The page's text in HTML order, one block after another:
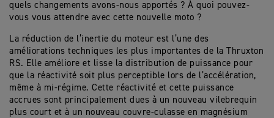
quels changements avons-nous apportés ? À quoi pouvez-
vous vous attendre avec cette nouvelle moto ?
La réduction de l’inertie du moteur est l’une des
améliorations techniques les plus importantes de la Thruxton
RS. Elle améliore et lisse la distribution de puissance pour
que la réactivité soit plus perceptible lors de l’accélération,
même à mi-régime. Cette réactivité et cette puissance
accrues sont principalement dues à un nouveau vilebrequin
plus court et à un nouveau couvre-culasse en magnésium